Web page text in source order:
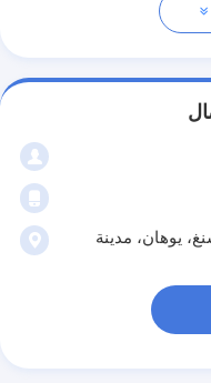
يوهان، مدينة